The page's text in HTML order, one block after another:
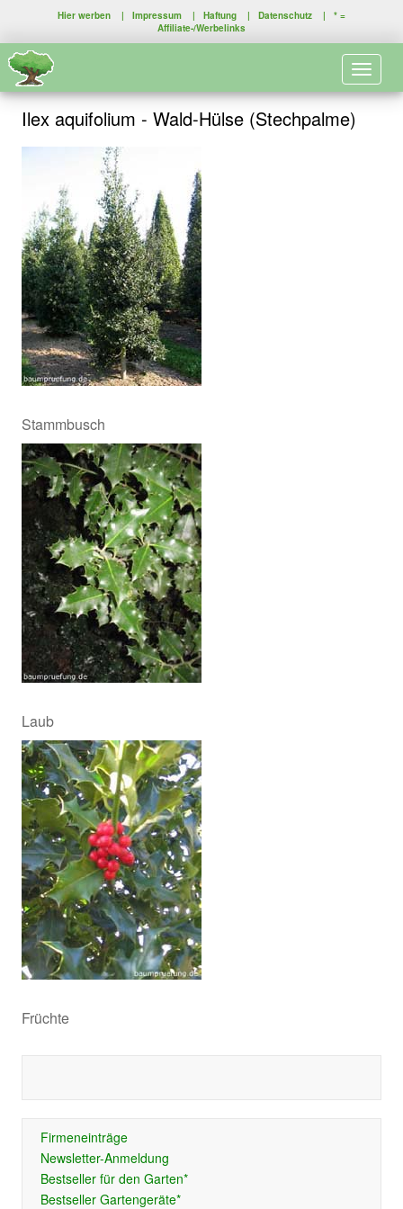
Hier werben | Impressum | Haftung | Datenschutz | * =
Affiliate-/Werbelinks
Ilex aquifolium - Wald-Hülse (Stechpalme)
Stammbusch
Laub
Früchte
Firmeneinträge
Newsletter-Anmeldung
Bestseller für den Garten*
Bestseller Gartengeräte*